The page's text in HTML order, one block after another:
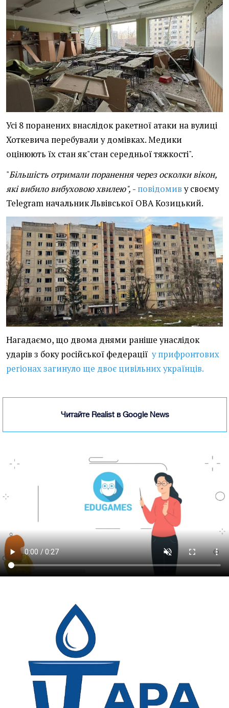
Усі 8 поранених внаслідок ракетної атаки на вулиці
Хоткевича перебували у домівках. Медики
оцінюють їх стан як"стан середньої тяжкості".
"Більшість отримали поранення через осколки вікон,
які вибило вибуховою хвилею", - повідомиву своєму
Telegram начальник Львівської ОВА Козицький.
Нагадаємо, що двома днями раніше унаслідок
ударів з боку російської федерації у прифронтових
регіонах загинуло ще двоє цивільних українців.
Читайте Realist в Google News